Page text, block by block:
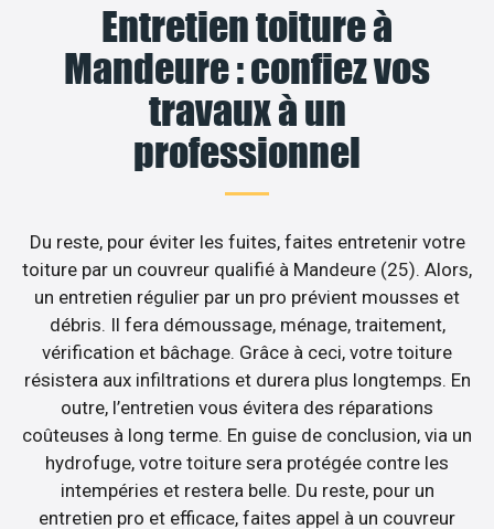
Entretien toiture à
Mandeure : confiez vos
travaux à un
professionnel
Du reste, pour éviter les fuites, faites entretenir votre
toiture par un couvreur qualifié à Mandeure (25). Alors,
un entretien régulier par un pro prévient mousses et
débris. Il fera démoussage, ménage, traitement,
vérification et bâchage. Grâce à ceci, votre toiture
résistera aux infiltrations et durera plus longtemps. En
outre, l’entretien vous évitera des réparations
coûteuses à long terme. En guise de conclusion, via un
hydrofuge, votre toiture sera protégée contre les
intempéries et restera belle. Du reste, pour un
entretien pro et efficace, faites appel à un couvreur